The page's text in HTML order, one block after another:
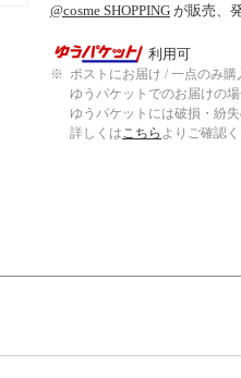
@cosme SHOPPING が販売、
利用可
※ ポストにお届け / 一点のみ購
ゆうパケットでのお届けの
ゆうパケットには破損・紛
詳しくはこちら よりご確認く